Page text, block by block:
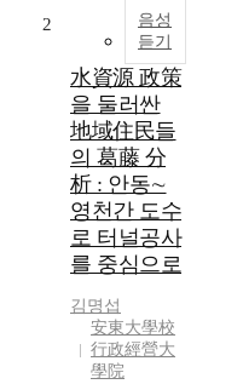
음성
듣기
2
水資源 政策
을 둘러싼
地域住民들
의 葛藤 分
析 : 안동∼
영천간 도수
로 터널공사
를 중심으로
김명섭
安東大學校
行政經營大
學院